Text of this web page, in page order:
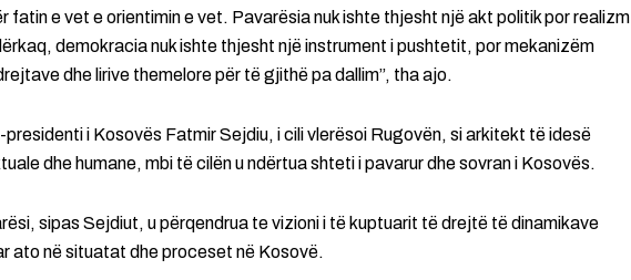
fatin e vet e orientimin e vet. Pavarësia nuk ishte thjesht një akt politik por realizm
demokracia nuk ishte thjesht një instrument i pushtetit, por mekanizëm
dhe lirive themelore për të gjithë pa dallim”, tha ajo.
presidenti i Kosovës Fatmir Sejdiu, i cili vlerësoi Rugovën, si arkitekt të idesë
dhe humane, mbi të cilën u ndërtua shteti i pavarur dhe sovran i Kosovës.
sipas Sejdiut, u përqendrua te vizioni i të kuptuarit të drejtë të dinamikave
ato në situatat dhe proceset në Kosovë.